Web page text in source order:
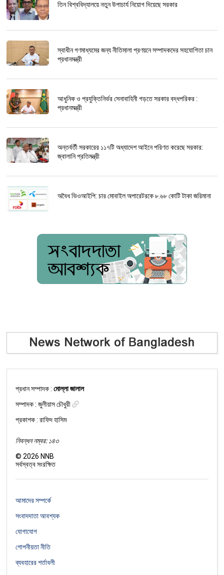
তিন বিশ্ববিদ্যালয়ে নতুন উপাচার্য নিয়োগ দিয়েছে সরকার
স্বাধীন গণমাধ্যমের জন্য নীতিমালা প্রণয়নে সম্পাদকদের সহযোগিতা চান
প্রধানমন্ত্রী
আধুনিক ও প্রযুক্তিনির্ভর সেনাবাহিনী গড়তে সরকার বদ্ধপরিকর :
প্রধানমন্ত্রী
অন্তর্বর্তী সরকারের ১১৭টি অধ্যাদেশ আইনে পরিণত করেছে সরকার:
জ্বালানি প্রতিমন্ত্রী
অবৈধ ভিওআইপি: চার মোবাইল অপারেটরকে ৮.৬৮ কোটি টাকা জরিমানা
প্রধান সম্পাদক :মোল্লা জালাল
সম্পাদক :জুলীয়াস চৌধুরী
প্রকাশক : রাফিদ হাসিম
নিবন্ধন নম্বর: ১৪৩
©2026 NNB
সর্বস্বত্ব সংরক্ষিত
আমাদের সম্পর্কে
সংবাদদাতা আবশ্যক
যোগাযোগ
গোপনীয়তা নীতি
ব্যবহারের শর্তাবলী